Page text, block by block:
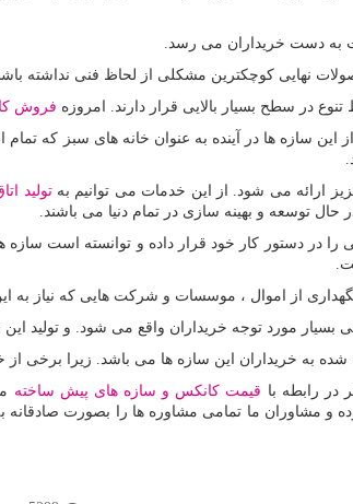
به دست خریداران می رسد.
نهایی کوچکترین مشکلی از لحاظ فنی نداشته
در سطح بسیار بالایی قرار دارند. امروزه فروش
سازه ها در آینده به عنوان خانه های سبز که تمام
ارائه می شود. از این خدمات می توانیم بهتولید
توسعه و بهینه سازی در تمام دنیا می باشند.
دستور کار خود قرار داده و توانسته است سازه
از اموال ، موسسات و شرکت هایی که نیاز به
مورد توجه خریداران واقع می شود. و تولید این
به خریداران این سازه ها می باشد. زیرا برخی از
رابطه با قیمت کانکس و سازه های پیش ساخته
مشاوران ما تمامی مشاوره ها را بصورت صادقانه